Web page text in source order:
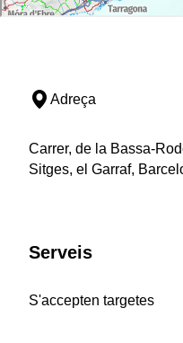
Adreça
Carrer, de la Bassa-
Sitges, el Garraf,
Serveis
S'accepten targetes